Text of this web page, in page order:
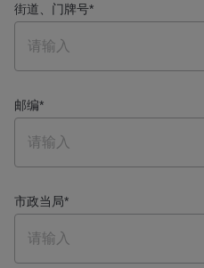
街道、门牌号*
邮编*
市政当局*